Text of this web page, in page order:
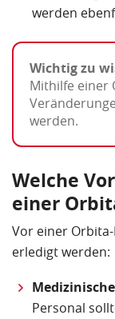
werden
Wichtig zu
Mithilfe einer
werden.
Welche
einer
Vor einer
erledigt werden:
Personal